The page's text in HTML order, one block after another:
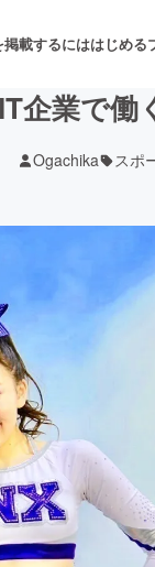
載するにははじめる
企業で働
Ogachika スポ